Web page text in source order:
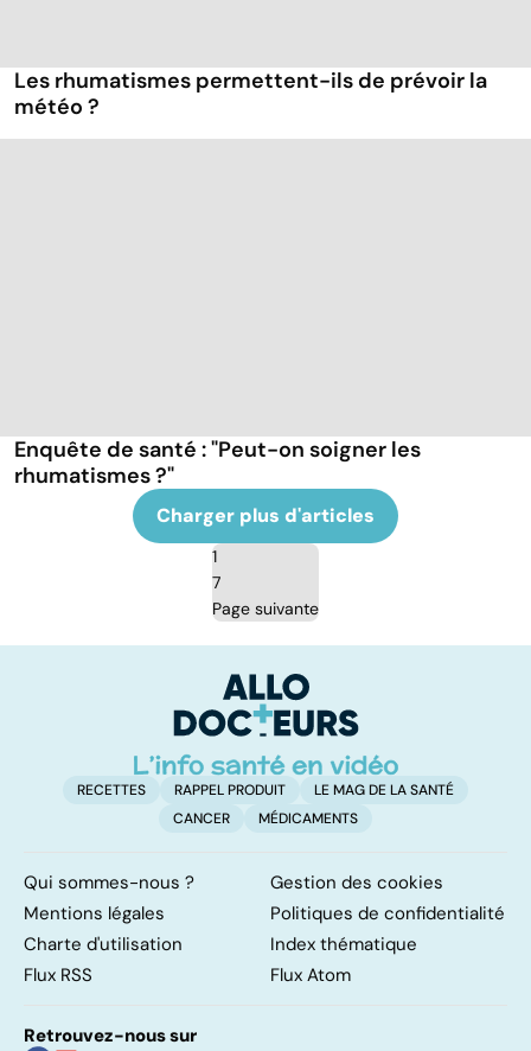
Les rhumatismes permettent-ils de prévoir la
météo ?
Enquête de santé : "Peut-on soigner les
rhumatismes ?"
Charger plus d'articles
1
7
Page suivante
RECETTES RAPPEL PRODUIT
LE MAG DE LA SANTÉ
CANCER
MÉDICAMENTS
Qui sommes-nous ?
Gestion des cookies
Mentions légales
Politiques de confidentialité
Charte d'utilisation
Index thématique
Flux RSS
Flux Atom
Retrouvez-nous sur